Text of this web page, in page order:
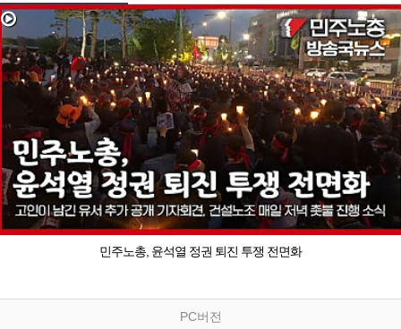
민주노총, 윤석열 정권 퇴진 투쟁 전면화
PC버전